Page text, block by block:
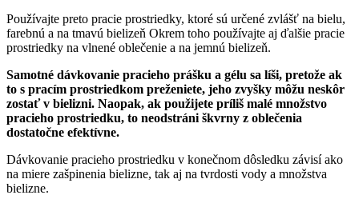
Používajte preto pracie prostriedky, ktoré sú určené zvlášť na bielu,
farebnú a na tmavú bielizeň Okrem toho používajte aj ďalšie pracie
prostriedky na vlnené oblečenie a na jemnú bielizeň.
Samotné dávkovanie pracieho prášku a gélu sa líši, pretože ak
to s pracím prostriedkom preženiete, jeho zvyšky môžu neskôr
zostať v bielizni. Naopak, ak použijete príliš malé množstvo
pracieho prostriedku, to neodstráni škvrny z oblečenia
dostatočne efektívne.
Dávkovanie pracieho prostriedku v konečnom dôsledku závisí ako
na miere zašpinenia bielizne, tak aj na tvrdosti vody a množstva
bielizne.